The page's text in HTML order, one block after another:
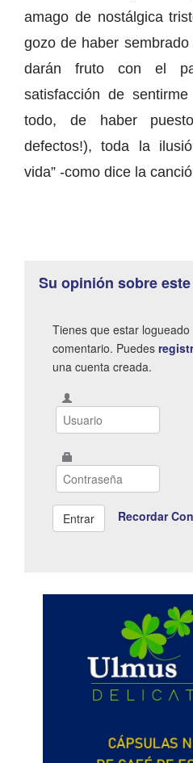
amago de nostálgica
gozo de haber
darán fruto con el
satisfacción de
todo, de haber
defectos!), toda la
vida” -como dice la
Su opinión sobre
Tienes que estar
comentario. Puedes
una cuenta creada.
Recordar